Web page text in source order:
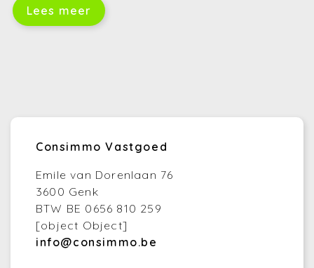
Lees meer
Consimmo Vastgoed
Emile van Dorenlaan 76
3600 Genk
BTW BE 0656 810 259
[object Object]
info@consimmo.be